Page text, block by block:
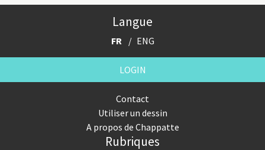
Langue
FR ENG
LOGIN
Contact
Utiliser un dessin
A propos de Chappatte
Rubriques